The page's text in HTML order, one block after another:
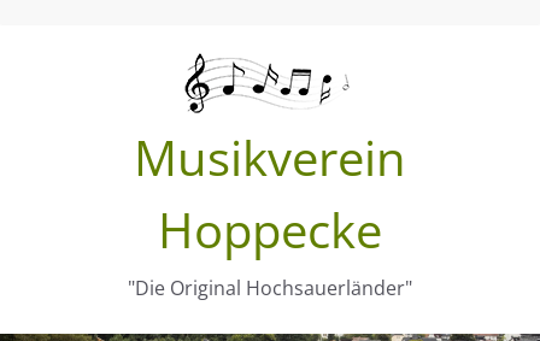
Musikverein
Hoppecke
"Die Original Hochsauerländer"